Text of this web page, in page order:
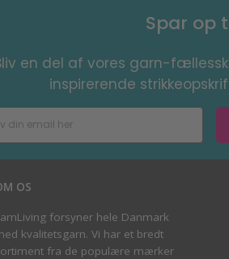
Spar op
en del af vores garn-
inspirerende
OS
forsyner hele Danmark
kvalitetsgarn. Vi har et bredt
fra de populære mærker